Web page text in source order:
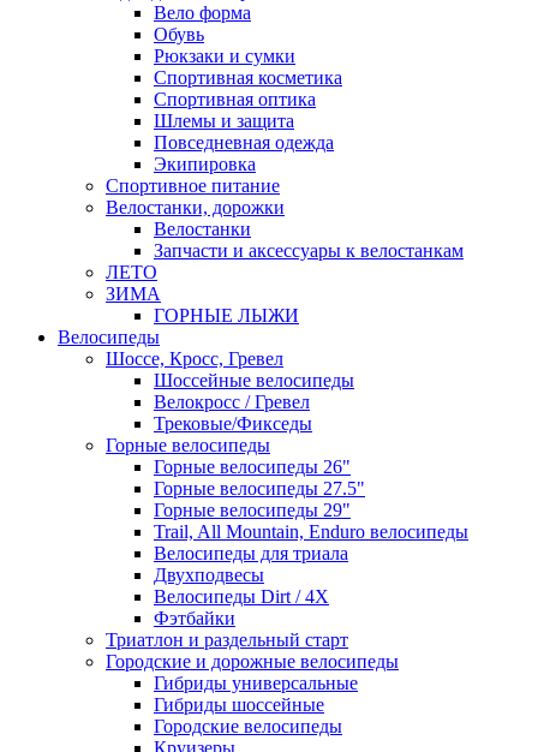
Вело форма
Обувь
Рюкзаки и сумки
Спортивная косметика
Спортивная оптика
Шлемы и защита
Повседневная одежда
Экипировка
Спортивное питание
Велостанки, дорожки
Велостанки
Запчасти и аксессуары к велостанкам
ЛЕТО
ЗИМА
ГОРНЫЕ ЛЫЖИ
Велосипеды
Шоссе, Кросс, Гревел
Шоссейные велосипеды
Велокросс / Гревел
Трековые/Фикседы
Горные велосипеды
Горные велосипеды 26"
Горные велосипеды 27.5"
Горные велосипеды 29"
Trail, All Mountain, Enduro велосипеды
Велосипеды для триала
Двухподвесы
Велосипеды Dirt / 4X
Фэтбайки
Триатлон и раздельный старт
Городские и дорожные велосипеды
Гибриды универсальные
Гибриды шоссейные
Городские велосипеды
Круизеры